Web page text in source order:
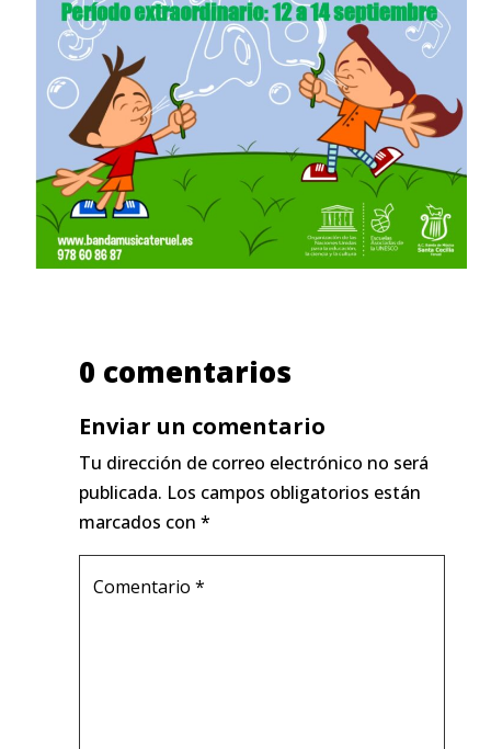
0 comentarios
Enviar un comentario
Tu dirección de correo electrónico no será
publicada. Los campos obligatorios están
marcados con *